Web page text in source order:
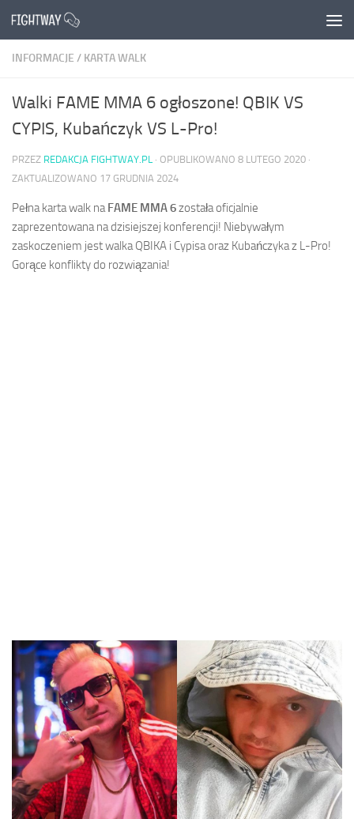
Przejdź do treści
INFORMACJE / KARTA WALK
Walki FAME MMA 6 ogłoszone! QBIK VS
CYPIS, Kubańczyk VS L-Pro!
PRZEZ REDAKCJA FIGHTWAY.PL · OPUBLIKOWANO 8 LUTEGO 2020 ·
ZAKTUALIZOWANO 17 GRUDNIA 2024
Pełna karta walk naFAME MMA 6została oficjalnie
zaprezentowana na dzisiejszej konferencji! Niebywałym
zaskoczeniem jest walka QBIKA i Cypisa oraz Kubańczyka z L-Pro!
Gorące konflikty do rozwiązania!